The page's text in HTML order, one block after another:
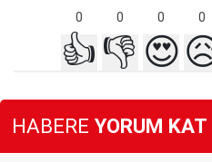
0 0 0 0
👍 👎 😍
HABERE YORUM KAT